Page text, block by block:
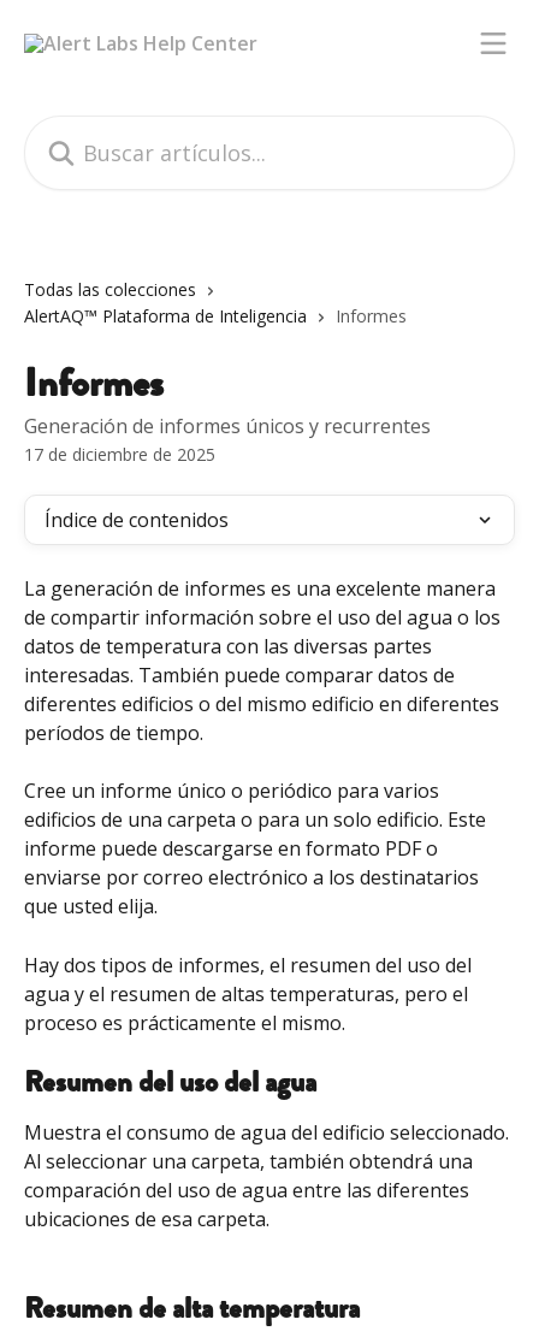
Todas las colecciones
AlertAQ™ Plataforma de Inteligencia
Informes
Informes
Generación de informes únicos y recurrentes
17 de diciembre de 2025
Índice de contenidos
La generación de informes es una excelente manera
de compartir información sobre el uso del agua o los
datos de temperatura con las diversas partes
interesadas. También puede comparar datos de
diferentes edificios o del mismo edificio en diferentes
períodos de tiempo.
Cree un informe único o periódico para varios
edificios de una carpeta o para un solo edificio. Este
informe puede descargarse en formato PDF o
enviarse por correo electrónico a los destinatarios
que usted elija.
Hay dos tipos de informes, el resumen del uso del
agua y el resumen de altas temperaturas, pero el
proceso es prácticamente el mismo.
Resumen del uso del agua
Muestra el consumo de agua del edificio seleccionado.
Al seleccionar una carpeta, también obtendrá una
comparación del uso de agua entre las diferentes
ubicaciones de esa carpeta.
Resumen de alta temperatura